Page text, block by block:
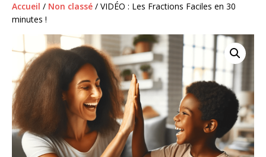
Accueil / Non classé / VIDÉO : Les Fractions Faciles en 30
minutes !